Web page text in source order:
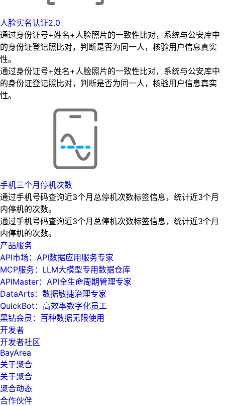
人脸实名认证2.0
通过身份证号+姓名+人脸照片的一致性比对，系统与公安库中
的身份证登记照比对，判断是否为同一人，核验用户信息真实
性。
通过身份证号+姓名+人脸照片的一致性比对，系统与公安库中
的身份证登记照比对，判断是否为同一人，核验用户信息真实
性。
手机三个月停机次数
通过手机号码查询近3个月总停机次数标签信息，统计近3个月
内停机的次数。
通过手机号码查询近3个月总停机次数标签信息，统计近3个月
内停机的次数。
产品服务
API市场：API数据应用服务专家
MCP服务：LLM大模型专用数据仓库
APIMaster：API全生命周期管理专家
DataArts：数据敏捷治理专家
QuickBot：高效率数字化员工
黑钻会员：百种数据无限使用
开发者
开发者社区
BayArea
关于聚合
关于聚合
聚合动态
合作伙伴